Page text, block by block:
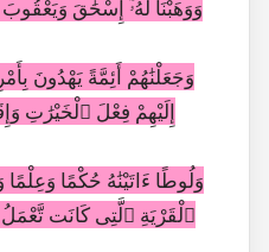
إِلَيْهِمْ فِعْلَ ٱلْخَيْرَٰتِ
ٱلْقَرْيَةِ ٱلَّتِى كَانَت